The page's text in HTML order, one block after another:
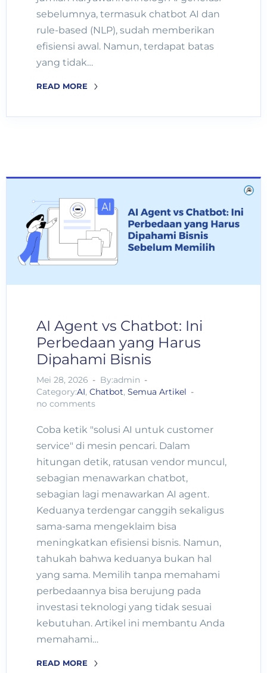
sebelumnya, termasuk chatbot AI dan
rule-based (NLP), sudah memberikan
efisiensi awal. Namun, terdapat batas
yang tidak…
READ MORE
AI Agent vs Chatbot: Ini
Perbedaan yang Harus
Dipahami Bisnis
Mei 28, 2026
By:admin
Category:AI, Chatbot, Semua Artikel
no comments
Coba ketik "solusi AI untuk customer
service" di mesin pencari. Dalam
hitungan detik, ratusan vendor muncul,
sebagian menawarkan chatbot,
sebagian lagi menawarkan AI agent.
Keduanya terdengar canggih sekaligus
sama-sama mengeklaim bisa
meningkatkan efisiensi bisnis. Namun,
tahukah bahwa keduanya bukan hal
yang sama. Memilih tanpa memahami
perbedaannya bisa berujung pada
investasi teknologi yang tidak sesuai
kebutuhan. Artikel ini membantu Anda
memahami…
READ MORE